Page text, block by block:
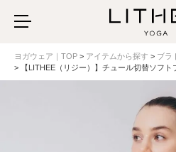
ヨガウェア｜TOP アイテムから探す
ブラ
【LITHEE（リジー）】チュール切替ソフト